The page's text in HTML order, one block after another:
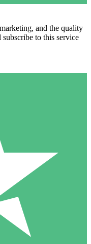
and the quality
to this service